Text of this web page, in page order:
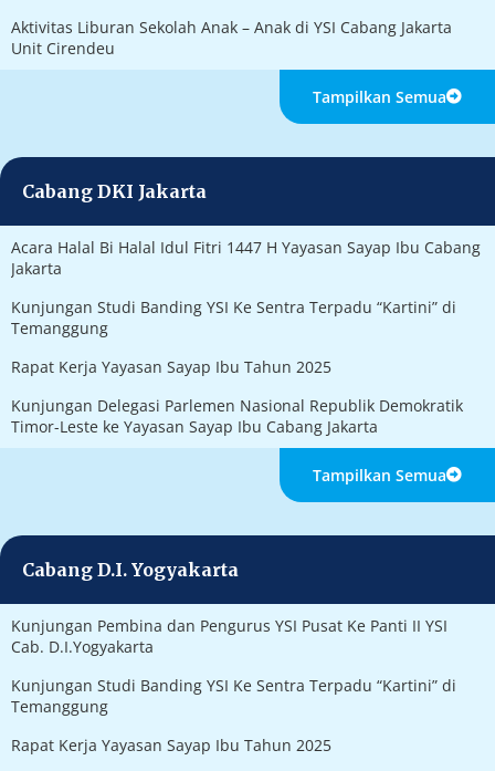
Aktivitas Liburan Sekolah Anak – Anak di YSI Cabang Jakarta
Unit Cirendeu
Tampilkan Semua
Cabang DKI Jakarta
Acara Halal Bi Halal Idul Fitri 1447 H Yayasan Sayap Ibu Cabang
Jakarta
Kunjungan Studi Banding YSI Ke Sentra Terpadu “Kartini” di
Temanggung
Rapat Kerja Yayasan Sayap Ibu Tahun 2025
Kunjungan Delegasi Parlemen Nasional Republik Demokratik
Timor-Leste ke Yayasan Sayap Ibu Cabang Jakarta
Tampilkan Semua
Cabang D.I. Yogyakarta
Kunjungan Pembina dan Pengurus YSI Pusat Ke Panti II YSI
Cab. D.I.Yogyakarta
Kunjungan Studi Banding YSI Ke Sentra Terpadu “Kartini” di
Temanggung
Rapat Kerja Yayasan Sayap Ibu Tahun 2025